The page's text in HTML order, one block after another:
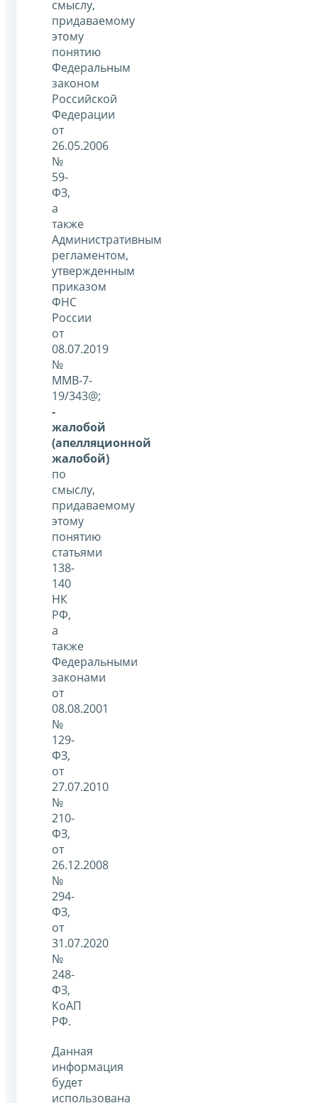
смыслу,
придаваемому
этому
понятию
Федеральным
законом
Российской
Федерации
от
26.05.2006
№
59-
ФЗ,
а
также
Административным
регламентом,
утвержденным
приказом
ФНС
России
от
08.07.2019
№
ММВ-7-
19/343@;
-
жалобой
(апелляционной
жалобой)
по
смыслу,
придаваемому
этому
понятию
статьями
138-
140
НК
РФ,
а
также
Федеральными
законами
от
08.08.2001
№
129-
ФЗ,
от
27.07.2010
№
210-
ФЗ,
от
26.12.2008
№
294-
ФЗ,
от
31.07.2020
№
248-
ФЗ,
КоАП
РФ.
Данная
информация
будет
использована